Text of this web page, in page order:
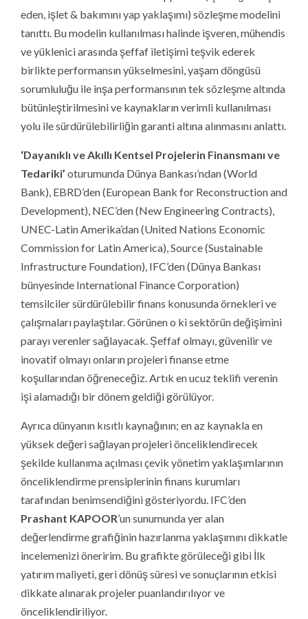
eden, işlet & bakımını yap yaklaşımı) sözleşme modelini
tanıttı. Bu modelin kullanılması halinde işveren, mühendis
ve yüklenici arasında şeffaf iletişimi teşvik ederek
birlikte performansın yükselmesini, yaşam döngüsü
sorumluluğu ile inşa performansının tek sözleşme altında
bütünleştirilmesini ve kaynakların verimli kullanılması
yolu ile sürdürülebilirliğin garanti altına alınmasını anlattı.
‘Dayanıklı ve Akıllı Kentsel Projelerin Finansmanı ve
Tedariki’ oturumunda Dünya Bankası’ndan (World
Bank), EBRD’den (European Bank for Reconstruction and
Development), NEC’den (New Engineering Contracts),
UNEC-Latin Amerika’dan (United Nations Economic
Commission for Latin America), Source (Sustainable
Infrastructure Foundation), IFC’den (Dünya Bankası
bünyesinde International Finance Corporation)
temsilciler sürdürülebilir finans konusunda örnekleri ve
çalışmaları paylaştılar. Görünen o ki sektörün değişimini
parayı verenler sağlayacak. Şeffaf olmayı, güvenilir ve
inovatif olmayı onların projeleri finanse etme
koşullarından öğreneceğiz. Artık en ucuz teklifi verenin
işi alamadığı bir dönem geldiği görülüyor.
Ayrıca dünyanın kısıtlı kaynağının; en az kaynakla en
yüksek değeri sağlayan projeleri önceliklendirecek
şekilde kullanıma açılması çevik yönetim yaklaşımlarının
önceliklendirme prensiplerinin finans kurumları
tarafından benimsendiğini gösteriyordu. IFC’den
Prashant KAPOOR’un sunumunda yer alan
değerlendirme grafiğinin hazırlanma yaklaşımını dikkatle
incelemenizi öneririm. Bu grafikte görüleceği gibi İlk
yatırım maliyeti, geri dönüş süresi ve sonuçlarının etkisi
dikkate alınarak projeler puanlandırılıyor ve
önceliklendiriliyor.